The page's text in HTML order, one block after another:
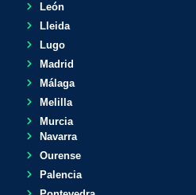
León
Lleida
Lugo
Madrid
Málaga
Melilla
Murcia
Navarra
Ourense
Palencia